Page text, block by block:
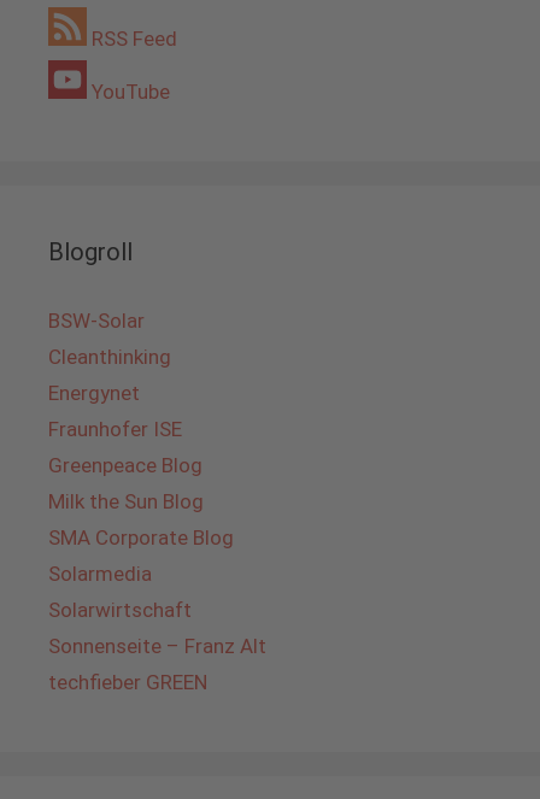
RSS Feed
YouTube
Blogroll
BSW-Solar
Cleanthinking
Energynet
Fraunhofer ISE
Greenpeace Blog
Milk the Sun Blog
SMA Corporate Blog
Solarmedia
Solarwirtschaft
Sonnenseite – Franz Alt
techfieber GREEN